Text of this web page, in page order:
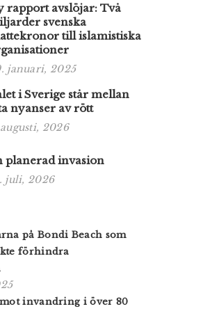
rapport avslöjar: Två
svenska
till islamistiska
januari, 2025
i Sverige står mellan
nyanser av rött
2026
planerad invasion
juli, 2026
på Bondi Beach som
förhindra
invandring i över 80